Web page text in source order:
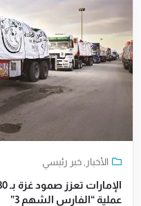
الأخبار ,خبر رئيسي
عملية “الفارس الشهم 3”